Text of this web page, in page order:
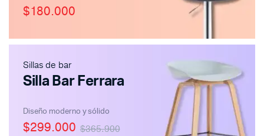
$180.000
Sillas de bar
Silla Bar Ferrara
Diseño moderno y sólido
$365.900
$299.000